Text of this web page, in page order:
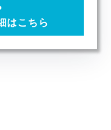
はこちら